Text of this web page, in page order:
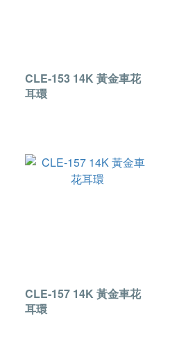
CLE-153 14K 黃金車花
耳環
CLE-157 14K 黃金車花
耳環